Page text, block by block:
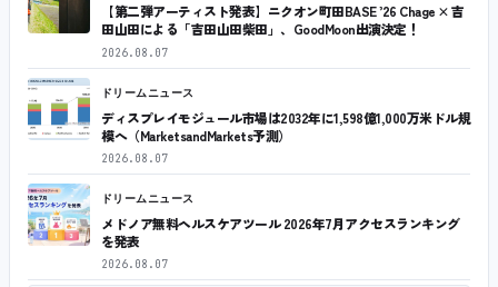
【第二弾アーティスト発表】ニクオン町田BASE ’26 Chage × 吉
田山田による「吉田山田柴田」、GoodMoon出演決定！
2026.08.07
ドリームニュース
ディスプレイモジュール市場は2032年に1,598億1,000万米ドル規
模へ（MarketsandMarkets予測）
2026.08.07
ドリームニュース
メドノア無料ヘルスケアツール 2026年7月アクセスランキング
を発表
2026.08.07